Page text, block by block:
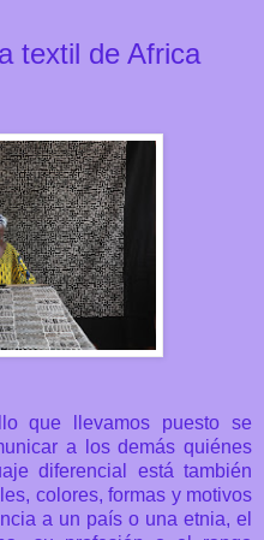
textil de Africa
que llevamos puesto se
a los demás quiénes
diferencial está también
colores, formas y motivos
a un país o una etnia, el